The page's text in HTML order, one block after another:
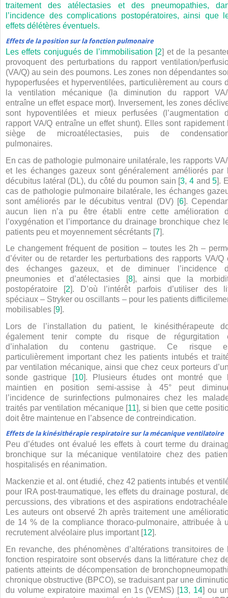
traitement des atélectasies et des pneumopathies,
l’incidence des complications postopératoires, ainsi que
effets délétères éventuels.
Effets de la position sur la fonction pulmonaire
Les effets conjugués de l’immobilisation [2] et de la
provoquent des perturbations du rapport ventilation/
(VA/Q) au sein des poumons. Les zones non dépendantes
hypoperfusées et hyperventilées, particulièrement au cours
la ventilation mécanique (la diminution du rapport VA/
entraîne un effet espace mort). Inversement, les zones
sont hypoventilées et mieux perfusées (l’augmentation
rapport VA/Q entraîne un effet shunt). Elles sont rapidement
siège de microatélectasies, puis de
pulmonaires.
En cas de pathologie pulmonaire unilatérale, les rapports
et les échanges gazeux sont généralement améliorés par
décubitus latéral (DL), du côté du poumon sain [3,4 and5].
cas de pathologie pulmonaire bilatérale, les échanges
sont améliorés par le décubitus ventral (DV) [6].
aucun lien n’a pu être établi entre cette amélioration
l’oxygénation et l’importance du drainage bronchique chez
patients peu et moyennement sécrétants [7].
Le changement fréquent de position – toutes les 2h –
d’éviter ou de retarder les perturbations des rapports VA/Q
des échanges gazeux, et de diminuer l’incidence
pneumonies et d’atélectasies [8], ainsi que la
postopératoire [2]. D’où l’intérêt parfois d’utiliser des
spéciaux – Stryker ou oscillants – pour les patients
mobilisables [9].
Lors de l’installation du patient, le kinésithérapeute
également tenir compte du risque de régurgitation
d’inhalation du contenu gastrique. Ce risque
particulièrement important chez les patients intubés et
par ventilation mécanique, ainsi que chez ceux porteurs
sonde gastrique [10]. Plusieurs études ont montré que
maintien en position semi-assise à 45° peut
l’incidence de surinfections pulmonaires chez les
traités par ventilation mécanique [11], si bien que cette
doit être maintenue en l’absence de contreindication.
Effets de la kinésithérapie respiratoire sur la mécanique ventilatoire
Peu d’études ont évalué les effets à court terme du
bronchique sur la mécanique ventilatoire chez des
hospitalisés en réanimation.
Mackenzie et al. ont étudié, chez 42 patients intubés et
pour IRA post-traumatique, les effets du drainage postural,
percussions, des vibrations et des aspirations
Les auteurs ont observé 2h après traitement une
de 14 % de la compliance thoraco-pulmonaire, attribuée à
recrutement alvéolaire plus important [12].
En revanche, des phénomènes d’altérations transitoires de
fonction respiratoire sont observés dans la littérature chez
patients atteints de décompensation de
chronique obstructive (BPCO), se traduisant par une
du volume expiratoire maximal en 1s (VEMS) [13, 14] ou